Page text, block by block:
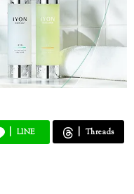
LINE Threads